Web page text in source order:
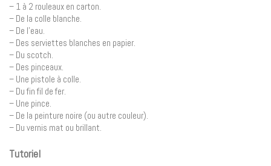
– 1 à 2 rouleaux en carton.
– De la colle blanche.
– De l’eau.
– Des serviettes blanches en papier.
– Du scotch.
– Des pinceaux.
– Une pistole à colle.
– Du fin fil de fer.
– Une pince.
– De la peinture noire (ou autre couleur).
– Du vernis mat ou brillant.
Tutoriel